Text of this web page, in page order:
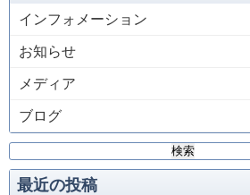
インフォメーション
お知らせ
メディア
ブログ
検
索:
最近の投稿